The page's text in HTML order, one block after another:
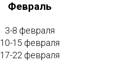
Февраль
3-8 февраля
10-15 февраля
17-22 февраля